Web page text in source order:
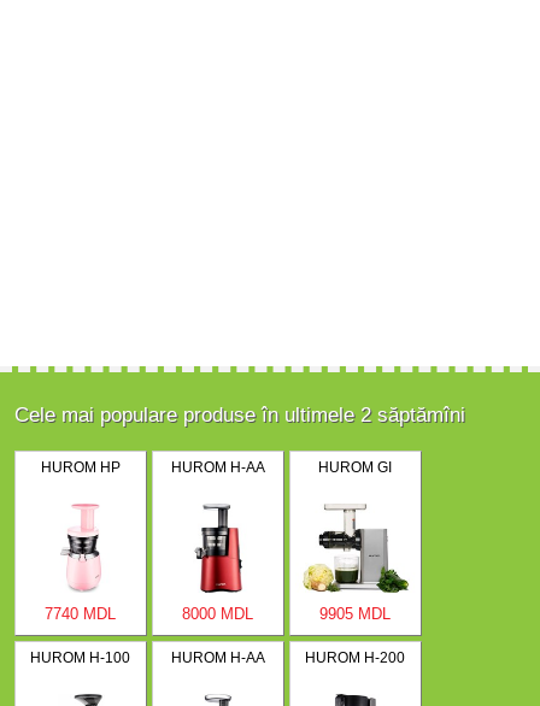
Cele mai populare produse în ultimele 2 săptămîni
HUROM HP
7740 MDL
HUROM H-AA
8000 MDL
HUROM GI
9905 MDL
HUROM H-100 HUROM H-AA HUROM H-200